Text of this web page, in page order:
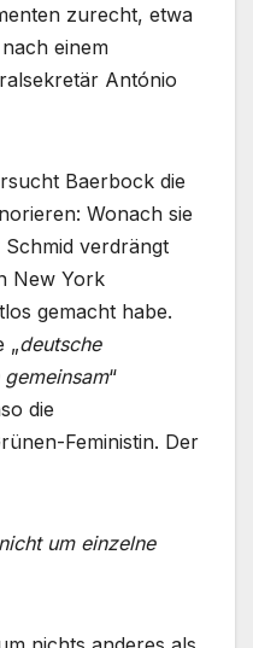
zurecht, etwa
einem
António
Baerbock die
Wonach sie
verdrängt
New York
gemacht habe.
„deutsche
“
die
Feministin. Der
um einzelne